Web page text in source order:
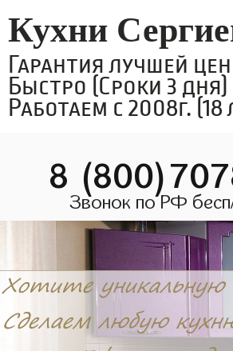
Кухни
Гарантия лучшей
Быстро (Сроки 3 дня)
Работаем с 2008г. (18
8
Звонок по РФ